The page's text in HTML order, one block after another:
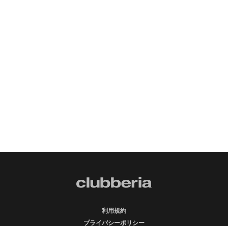
利用規約
プライバシーポリシー